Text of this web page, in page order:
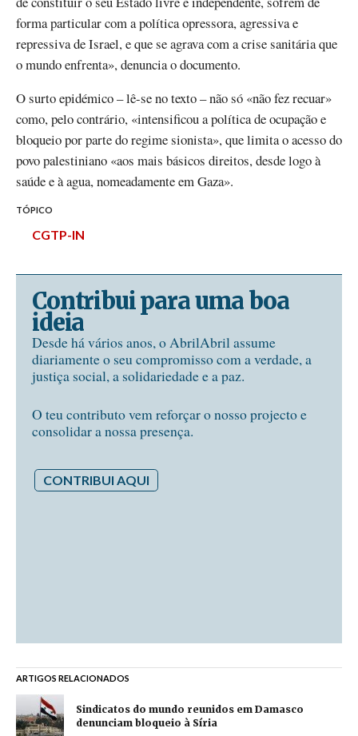
forma particular com a política opressora, agressiva e
repressiva de Israel, e que se agrava com a crise sanitária que
o mundo enfrenta», denuncia o documento.
O surto epidémico – lê-se no texto – não só «não fez recuar»
como, pelo contrário, «intensificou a política de ocupação e
bloqueio por parte do regime sionista», que limita o acesso do
povo palestiniano «aos mais básicos direitos, desde logo à
saúde e à agua, nomeadamente em Gaza».
TÓPICO
CGTP-IN
Contribui para uma boa
ideia
Desde há vários anos, o AbrilAbril assume
diariamente o seu compromisso com a verdade, a
justiça social, a solidariedade e a paz.
O teu contributo vem reforçar o nosso projecto e
consolidar a nossa presença.
CONTRIBUI AQUI
ARTIGOS RELACIONADOS
Sindicatos do mundo reunidos em Damasco
denunciam bloqueio à Síria